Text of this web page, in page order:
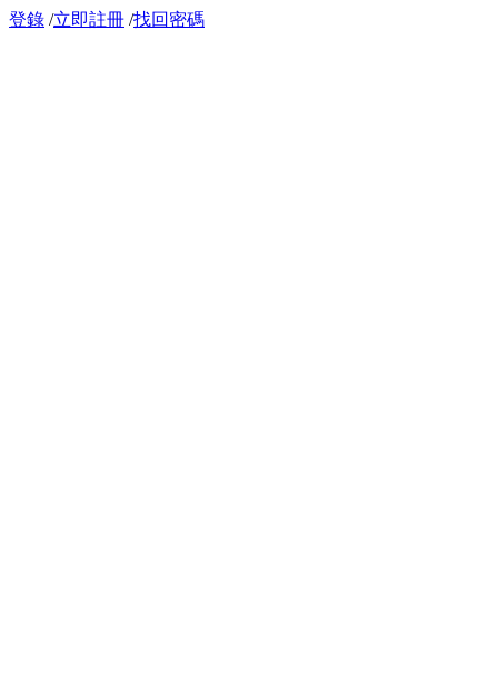
登錄 /立即註冊 /找回密碼